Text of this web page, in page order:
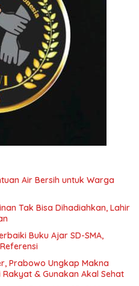
Air Bersih untuk Warga
Tak Bisa Dihadiahkan, Lahir
Buku Ajar SD-SMA,
Prabowo Ungkap Makna
& Gunakan Akal Sehat